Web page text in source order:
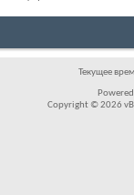
Текущее
Copyright © 2026